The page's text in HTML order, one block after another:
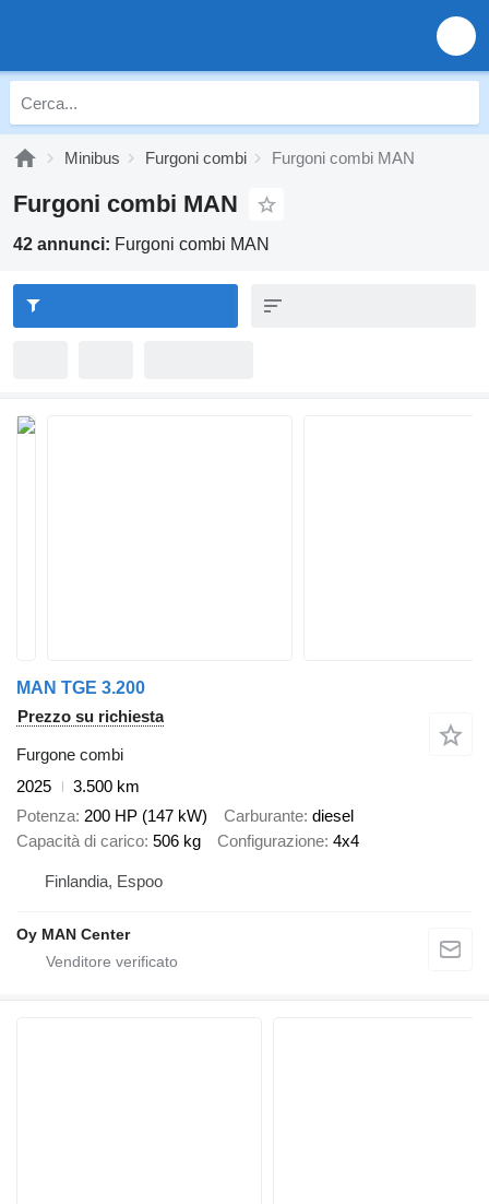
Minibus Furgoni combi Furgoni combi MAN
Furgoni combi MAN
42 annunci: Furgoni combi MAN
MAN TGE 3.200
Prezzo su richiesta
Furgone combi
2025
3.500 km
Potenza 200 HP (147 kW) Carburante diesel
Capacità di carico 506 kg Configurazione 4x4
Finlandia, Espoo
Oy MAN Center